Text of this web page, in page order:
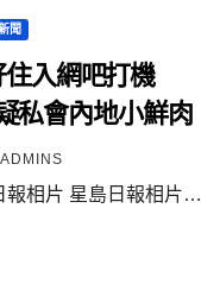
聞
入網吧打機
會內地小鮮肉
ADMINS
報相片 星島日報相片…